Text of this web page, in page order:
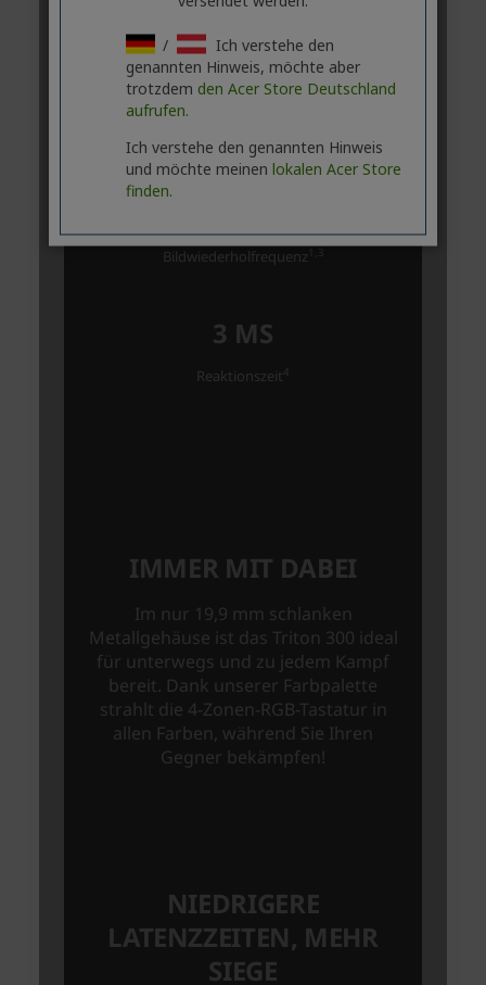
/
Ich verstehe den
genannten Hinweis, möchte aber
trotzdem den Acer Store Deutschland
aufrufen.
Ich verstehe den genannten Hinweis
und möchte meinen lokalen Acer Store
finden.